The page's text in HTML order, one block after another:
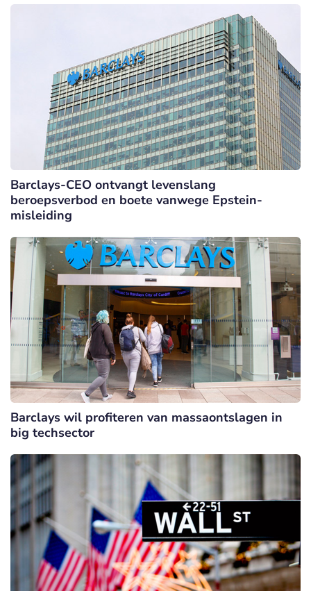
Barclays-CEO ontvangt levenslang
beroepsverbod en boete vanwege Epstein-
misleiding
Barclays wil profiteren van massaontslagen in
big techsector